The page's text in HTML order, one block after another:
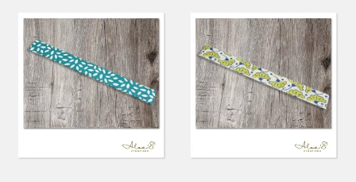
plusieurs
variations.
Les
options
peuvent
être
sur
plusieurs
variations.
Les
options
peuvent
être
sur